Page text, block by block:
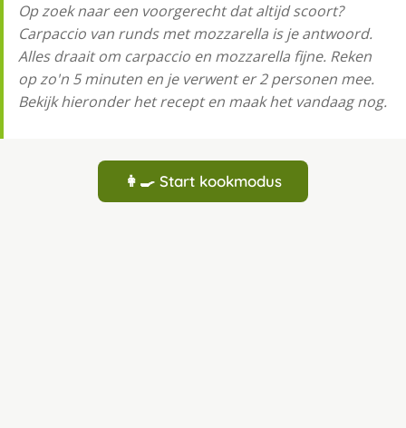
Op zoek naar een voorgerecht dat altijd scoort?
Carpaccio van runds met mozzarella is je antwoord.
Alles draait om carpaccio en mozzarella fijne. Reken
op zo'n 5 minuten en je verwent er 2 personen mee.
Bekijk hieronder het recept en maak het vandaag nog.
👩‍🍳 Start kookmodus